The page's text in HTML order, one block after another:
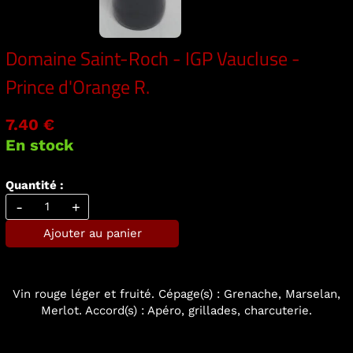
Domaine Saint-Roch - IGP Vaucluse -
Prince d'Orange R.
7.40 €
En stock
Quantité :
- +
Ajouter au panier
Vin rouge léger et fruité. Cépage(s) : Grenache, Marselan,
Merlot. Accord(s) : Apéro, grillades, charcuterie.